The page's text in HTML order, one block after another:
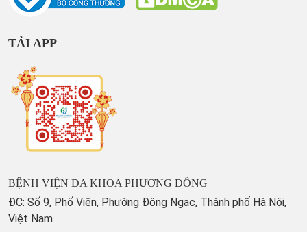
TẢI APP
BỆNH VIỆN ĐA KHOA PHƯƠNG ĐÔNG
ĐC: Số 9, Phố Viên, Phường Đông Ngạc, Thành phố Hà Nội,
Việt Nam